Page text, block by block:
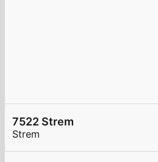
7522 Strem
Strem